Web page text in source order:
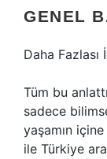
GENEL
Daha Fazlası
Tüm bu
sadece
yaşamın
ile Türkiye